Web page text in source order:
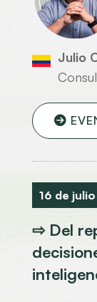
Julio
16 de julio
⇨ Del